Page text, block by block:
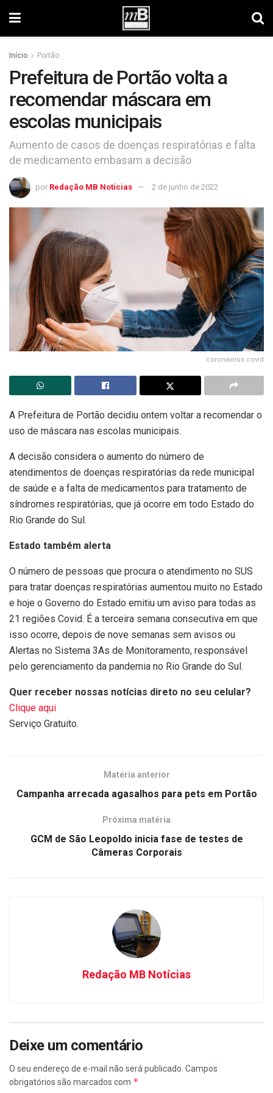
Início Portão
Prefeitura de Portão volta a
recomendar máscara em
escolas municipais
Aumento de casos de doenças respiratórias e falta
de medicamento embasam a decisão
por Redação MB Notícias 2 de junho de 2022
coronavirus covid
A Prefeitura de Portão decidiu ontem voltar a recomendar o
uso de máscara nas escolas municipais.
A decisão considera o aumento do número de
atendimentos de doenças respiratórias da rede municipal
de saúde e a falta de medicamentos para tratamento de
síndromes respiratórias, que já ocorre em todo Estado do
Rio Grande do Sul.
Estado também alerta
O número de pessoas que procura o atendimento no SUS
para tratar doenças respiratórias aumentou muito no Estado
e hoje o Governo do Estado emitiu um aviso para todas as
21 regiões Covid. É a terceira semana consecutiva em que
isso ocorre, depois de nove semanas sem avisos ou
Alertas no Sistema 3As de Monitoramento, responsável
pelo gerenciamento da pandemia no Rio Grande do Sul.
Quer receber nossas notícias direto no seu celular?
Clique aqui
Serviço Gratuito.
Matéria anterior
Campanha arrecada agasalhos para pets em Portão
Próxima matéria
GCM de São Leopoldo inicia fase de testes de
Câmeras Corporais
Redação MB Notícias
Deixe um comentário
O seu endereço de e-mail não será publicado. Campos
obrigatórios são marcados com *